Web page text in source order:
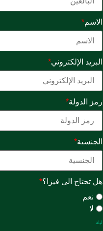
الاسم*
البريد الإلكتروني*
رمز الدولة*
الجنسية*
هل تحتاج الى فيزا؟*
نعم
لا
ليلة